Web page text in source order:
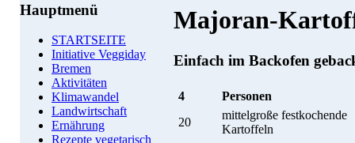
Hauptmenü
STARTSEITE
Initiative Veggiday
Bremen
Aktivitäten
Klimawandel
Landwirtschaft
Ernährung
Rezepte vegetarisch
Majoran-
Einfach im Backofen
4
Personen
20
mittelgroße festkochende
Kartoffeln